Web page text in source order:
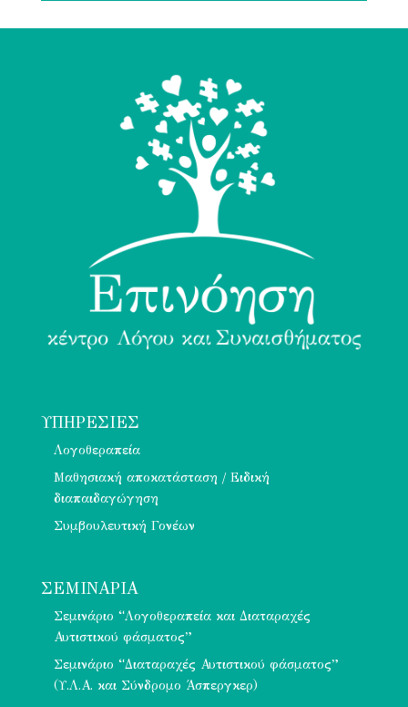
ΥΠΗΡΕΣΊΕΣ
Λογοθεραπεία
Μαθησιακή αποκατάσταση / Ειδική
διαπαιδαγώγηση
Συμβουλευτική Γονέων
ΣΕΜΙΝΑΡΙΑ
Σεμινάριο “Λογοθεραπεία και Διαταραχές
Αυτιστικού φάσματος”
Σεμινάριο “Διαταραχές Αυτιστικού φάσματος”
(Υ.Λ.Α. και Σύνδρομο Άσπεργκερ)